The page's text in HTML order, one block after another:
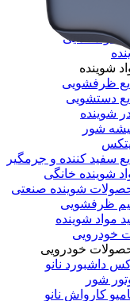
مواد غذایی
شوینده
ظرفشویی
دستشویی
شوینده
شور
سفید کننده و جرمگیر
شوینده خانگی
شوینده صنعتی
ظرفشویی
مواد شوینده
خودرویی
خودرویی
داشبورد نانو
شور
کارواش نانو